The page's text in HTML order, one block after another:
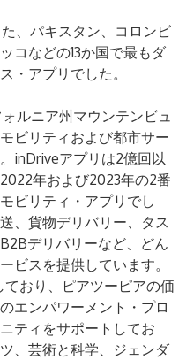
、パキスタン、コロンビ
コなどの13か国で最もダ
・アプリでした。
ルニア州マウンテンビュ
ビリティおよび都市サー
inDriveアプリは2億回以
年および2023年の2番
ビリティ・アプリでし
、貨物デリバリー、タス
デリバリーなど、どん
ビスを提供しています。
おり、ピアツーピアの価
エンパワーメント・プロ
ティをサポートしてお
、芸術と科学、ジェンダ